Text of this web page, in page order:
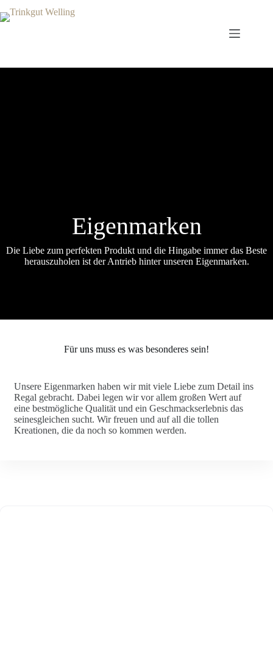
Inhalt
Eigenmarken
Die Liebe zum perfekten Produkt und die Hingabe immer das Beste
herauszuholen ist der Antrieb hinter unseren Eigenmarken.
Für uns muss es was besonderes sein!
Unsere Eigenmarken haben wir mit viele Liebe zum Detail ins
Regal gebracht. Dabei legen wir vor allem großen Wert auf
eine bestmögliche Qualität und ein Geschmackserlebnis das
seinesgleichen sucht. Wir freuen und auf all die tollen
Kreationen, die da noch so kommen werden.